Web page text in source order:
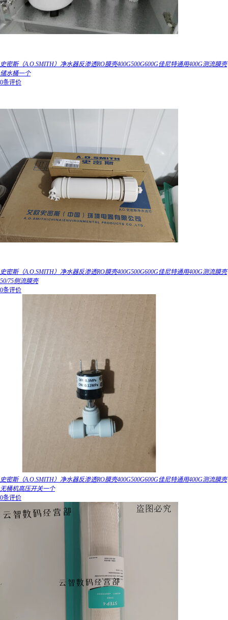
史密斯（A.O.SMITH）净水器反渗透RO膜壳400G500G600G佳尼特通用400G测流膜壳
储水桶一个
0条评价
史密斯（A.O.SMITH）净水器反渗透RO膜壳400G500G600G佳尼特通用400G测流膜壳
50/75侧流膜壳
0条评价
史密斯（A.O.SMITH）净水器反渗透RO膜壳400G500G600G佳尼特通用400G测流膜壳
无桶机高压开关一个
0条评价